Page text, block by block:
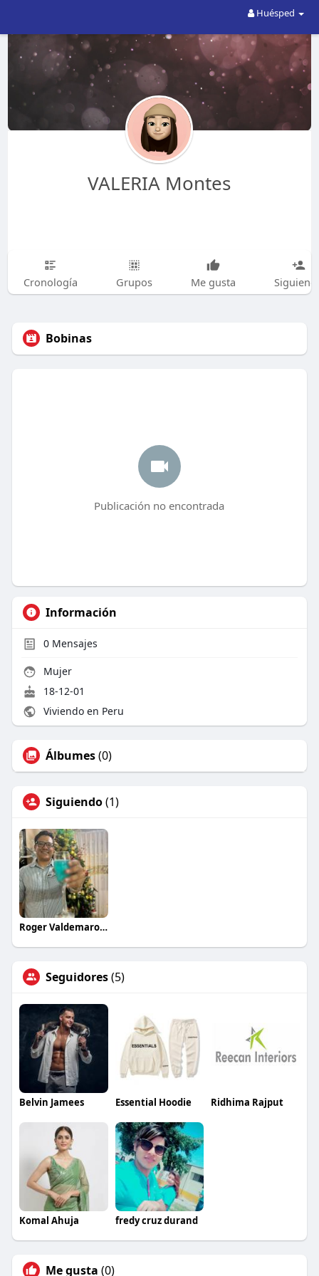
Huésped
VALERIA Montes
Cronología Grupos Me gusta
Bobinas
Publicación no encontrada
Información
0Mensajes
Mujer
18-12-01
Viviendo en Peru
Álbumes(0)
Siguiendo(1)
Roger Valdemaro Saldaña Bernal
Seguidores(5)
Belvin Jamees Essential Hoodie Ridhima Rajput
Komal Ahuja fredy cruz durand
Me gusta (0)